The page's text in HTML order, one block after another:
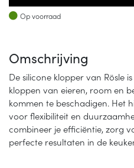
Op voorraad
Op voorraad
Omschrijving
De silicone klopper van Rösle
kloppen van eieren, room en
kommen te beschadigen. Het
voor flexibiliteit en
combineer je efficiëntie, zorg
perfecte resultaten in de